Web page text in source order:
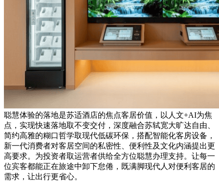
聪慧体验的落地是苏适酒店的焦点客居价值，以人文+AI为焦
点，实现快速落地取不变交付，深度融合苏轼宽大旷达自由、
简约高雅的糊口哲学取现代低碳环保，搭配智能化客房设备，
新一代消费者对客居空间的私密性、便利性及文化内涵提出更
高要求。为投资者取运营者供给全方位聪慧办理支持。让每一
位宾客都能正在旅途中卸下怠倦，既满脚现代人对便利客居的
需求，让出行更省心。